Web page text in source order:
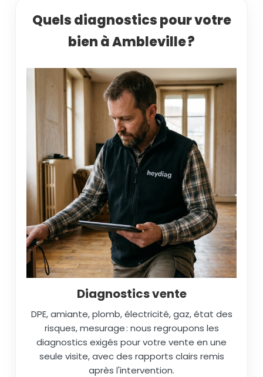
Quels diagnostics pour votre
bien à Ambleville ?
Diagnostics vente
DPE, amiante, plomb, électricité, gaz, état des
risques, mesurage : nous regroupons les
diagnostics exigés pour votre vente en une
seule visite, avec des rapports clairs remis
après l'intervention.